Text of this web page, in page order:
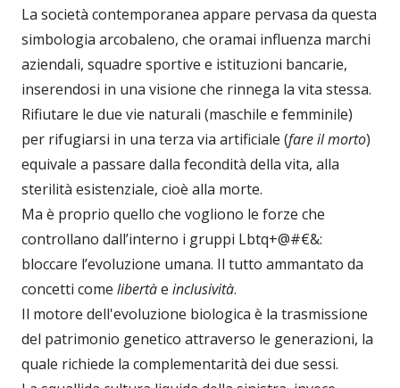
La società contemporanea appare pervasa da questa
simbologia arcobaleno, che oramai influenza marchi
aziendali, squadre sportive e istituzioni bancarie,
inserendosi in una visione che rinnega la vita stessa.
Rifiutare le due vie naturali (maschile e femminile)
per rifugiarsi in una terza via artificiale (fare il morto)
equivale a passare dalla fecondità della vita, alla
sterilità esistenziale, cioè alla morte.
Ma è proprio quello che vogliono le forze che
controllano dall’interno i gruppi Lbtq+@#€&:
bloccare l’evoluzione umana. Il tutto ammantato da
concetti come libertàe inclusività.
Il motore dell'evoluzione biologica è la trasmissione
del patrimonio genetico attraverso le generazioni, la
quale richiede la complementarità dei due sessi.